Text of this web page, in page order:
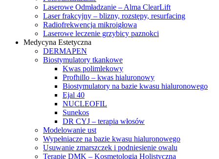
Laserowe Odmładzanie – Alma ClearLift
Laser frakcyjny – blizny, rozstępy, resurfacing
Radiofrekwencja mikroigłowa
Laserowe leczenie grzybicy paznokci
Medycyna Estetyczna
DERMAPEN
Biostymulatory tkankowe
Kwas polimlekowy
Profhillo – kwas hialuronowy
Biostymulatory na bazie kwasu hialuronowego
Ejal 40
NUCLEOFIL
Sunekos
DR CYJ – terapia włosów
Modelowanie ust
Wypełniacze na bazie kwasu hialuronowego
Usuwanie zmarszczek i podniesienie owalu
Terapie DMK – Kosmetologia Holistyczna